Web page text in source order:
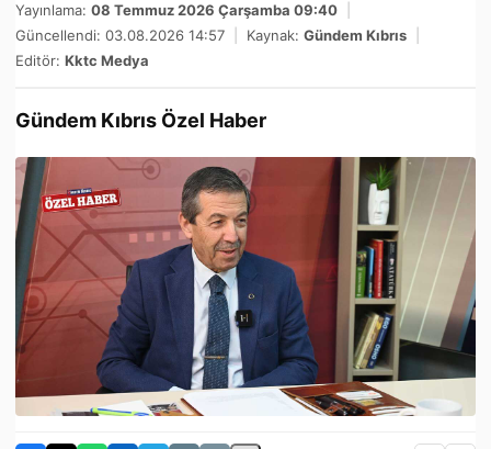
Yayınlama: 08 Temmuz 2026 Çarşamba 09:40
Güncellendi: 03.08.2026 14:57
Kaynak: Gündem Kıbrıs
Editör: Kktc Medya
Gündem Kıbrıs Özel Haber